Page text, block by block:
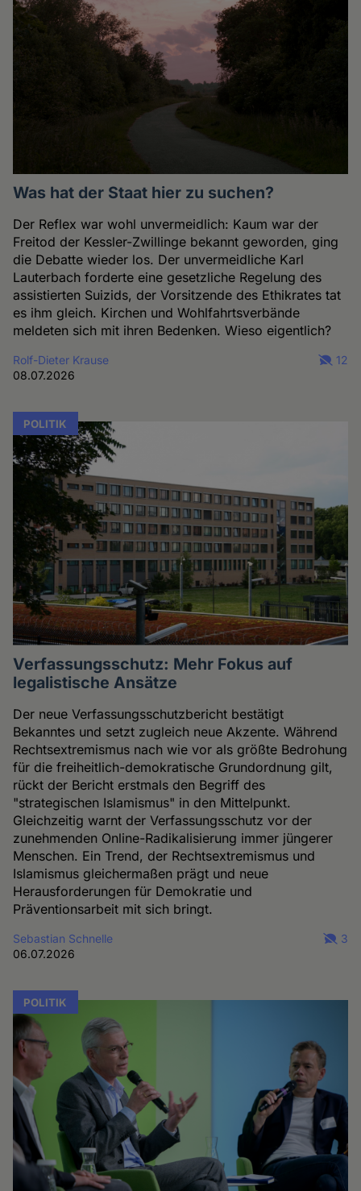
Was hat der Staat hier zu suchen?
Der Reflex war wohl unvermeidlich: Kaum war der
Freitod der Kessler-Zwillinge bekannt geworden, ging
die Debatte wieder los. Der unvermeidliche Karl
Lauterbach forderte eine gesetzliche Regelung des
assistierten Suizids, der Vorsitzende des Ethikrates tat
es ihm gleich. Kirchen und Wohlfahrtsverbände
meldeten sich mit ihren Bedenken. Wieso eigentlich?
Rolf-Dieter Krause
08.07.2026
12
POLITIK
Verfassungsschutz: Mehr Fokus auf
legalistische Ansätze
Der neue Verfassungsschutzbericht bestätigt
Bekanntes und setzt zugleich neue Akzente. Während
Rechtsextremismus nach wie vor als größte Bedrohung
für die freiheitlich-demokratische Grundordnung gilt,
rückt der Bericht erstmals den Begriff des
"strategischen Islamismus" in den Mittelpunkt.
Gleichzeitig warnt der Verfassungsschutz vor der
zunehmenden Online-Radikalisierung immer jüngerer
Menschen. Ein Trend, der Rechtsextremismus und
Islamismus gleichermaßen prägt und neue
Herausforderungen für Demokratie und
Präventionsarbeit mit sich bringt.
Sebastian Schnelle
06.07.2026
3
POLITIK